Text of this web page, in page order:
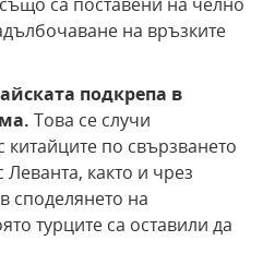
са поставени на челно
на връзките
подкрепа в
Това се случи
по свързването
Леванта, както и чрез
споделянето на
турците са оставили да